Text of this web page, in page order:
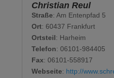
Christian Reul
Straße: Am Entenpfad 5
Ort: 60437 Frankfurt
Ortsteil: Harheim
Telefon: 06101-984405
Fax: 06101-558917
Webseite: http://